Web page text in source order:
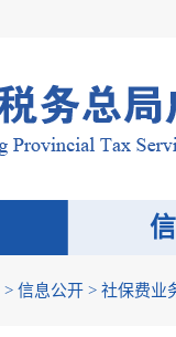
> 信息公开 > 社保费业